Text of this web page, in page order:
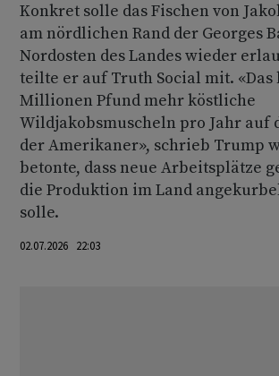
Konkret solle das Fischen von
am nördlichen Rand der Georges
Nordosten des Landes wieder
teilte er auf Truth Social mit. «Das
Millionen Pfund mehr köstliche
Wildjakobsmuscheln pro Jahr auf
der Amerikaner», schrieb Trump
betonte, dass neue Arbeitsplätze
die Produktion im Land
solle.
02.07.2026 22:03